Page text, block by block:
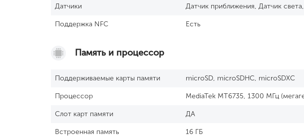
Датчики Датчик приближения, Датчик
Поддержка NFC Есть
Память и процессор
Поддерживаемые карты памяти microSD, microSDHC, microSDXC
Процессор MediaTek MT6735, 1300 МГц
Слот карт памяти ДА
Встроенная память 16 ГБ